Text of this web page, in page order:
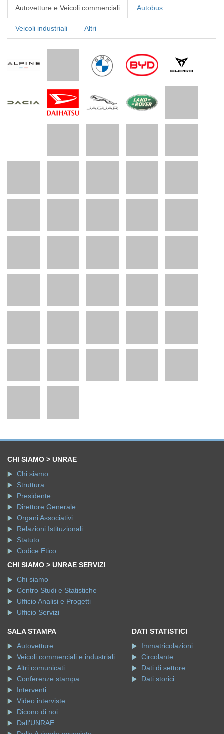
Autovetture e Veicoli commerciali Autobus
Veicoli industriali Altri
CHI SIAMO > UNRAE
Chi siamo
Struttura
Presidente
Direttore Generale
Organi Associativi
Relazioni Istituzionali
Statuto
Codice Etico
CHI SIAMO > UNRAE SERVIZI
Chi siamo
Centro Studi e Statistiche
Ufficio Analisi e Progetti
Ufficio Servizi
SALA STAMPA
Autovetture
Veicoli commerciali e industriali
Altri comunicati
Conferenze stampa
Interventi
Video interviste
Dicono di noi
Dall'UNRAE
DATI STATISTICI
Immatricolazioni
Circolante
Dati di settore
Dati storici